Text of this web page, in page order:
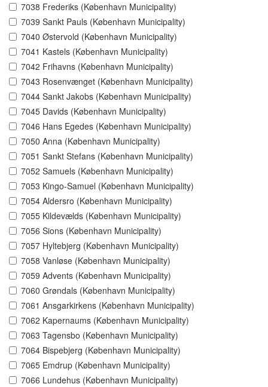
7038 Frederiks (København Municipality)
7039 Sankt Pauls (København Municipality)
7040 Østervold (København Municipality)
7041 Kastels (København Municipality)
7042 Frihavns (København Municipality)
7043 Rosenvænget (København Municipality)
7044 Sankt Jakobs (København Municipality)
7045 Davids (København Municipality)
7046 Hans Egedes (København Municipality)
7050 Anna (København Municipality)
7051 Sankt Stefans (København Municipality)
7052 Samuels (København Municipality)
7053 Kingo-Samuel (København Municipality)
7054 Aldersro (København Municipality)
7055 Kildevælds (København Municipality)
7056 Sions (København Municipality)
7057 Hyltebjerg (København Municipality)
7058 Vanløse (København Municipality)
7059 Advents (København Municipality)
7060 Grøndals (København Municipality)
7061 Ansgarkirkens (København Municipality)
7062 Kapernaums (København Municipality)
7063 Tagensbo (København Municipality)
7064 Bispebjerg (København Municipality)
7065 Emdrup (København Municipality)
7066 Lundehus (København Municipality)